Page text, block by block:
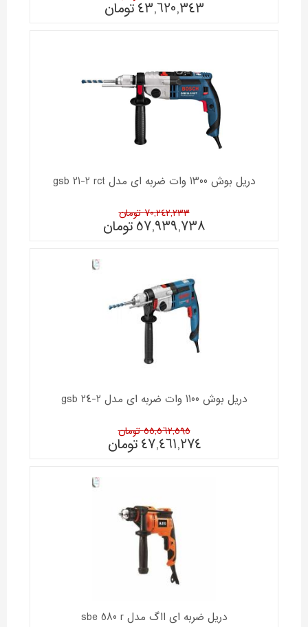
43,620,343 تومان
دریل بوش 1300 وات ضربه ای مدل gsb 21-2 rct
70,242,233 تومان
57,939,738 تومان
دریل بوش 1100 وات ضربه ای مدل gsb 24-2
55,562,595 تومان
47,461,274 تومان
دریل ضربه ای ااگ مدل sbe 580 r